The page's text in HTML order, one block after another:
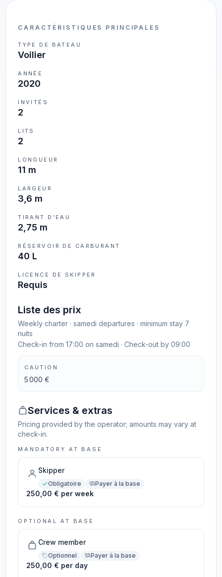
CARACTÉRISTIQUES PRINCIPALES
TYPE DE BATEAU
Voilier
ANNÉE
2020
INVITÉS
2
LITS
2
LONGUEUR
11 m
LARGEUR
3,6 m
TIRANT D'EAU
2,75 m
RÉSERVOIR DE CARBURANT
40 L
LICENCE DE SKIPPER
Requis
Liste des prix
Weekly charter · samedi departures · minimum stay 7
nuits
Check-in from 17:00 on samedi · Check-out by 09:00
CAUTION
5 000 €
Services & extras
Pricing provided by the operator; amounts may vary at
check-in.
MANDATORY AT BASE
Skipper
Obligatoire Payer à la base
250,00 € per week
OPTIONAL AT BASE
Crew member
Optionnel Payer à la base
250,00 € per day